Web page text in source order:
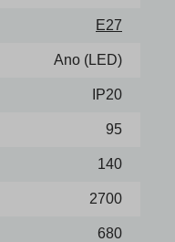
E27
Ano (LED)
IP20
95
140
2700
680